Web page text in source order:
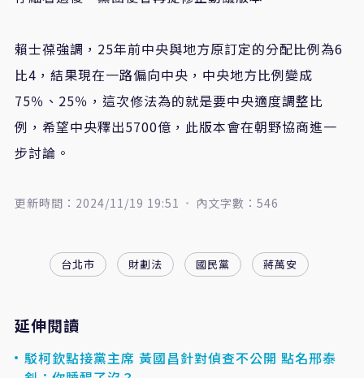
賴士葆強調，25年前中央與地方原訂定的分配比例為6
比4，結果現在一路偏向中央，中央地方比例變成
75％、25％，這次修法為的就是要中央適度調整比
例，希望中央釋出5700億，此版本會在朝野協商進一
步討論。
更新時間：2024/11/19 19:51 內文字數：546
台北市 財劃法 國民黨 蔣萬安
延伸閱讀
駁柯欽點接黨主席 黃國昌針對偵查不公開 點名邢泰